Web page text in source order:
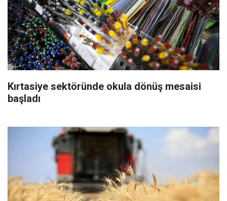
Kırtasiye sektöründe okula dönüş mesaisi
başladı